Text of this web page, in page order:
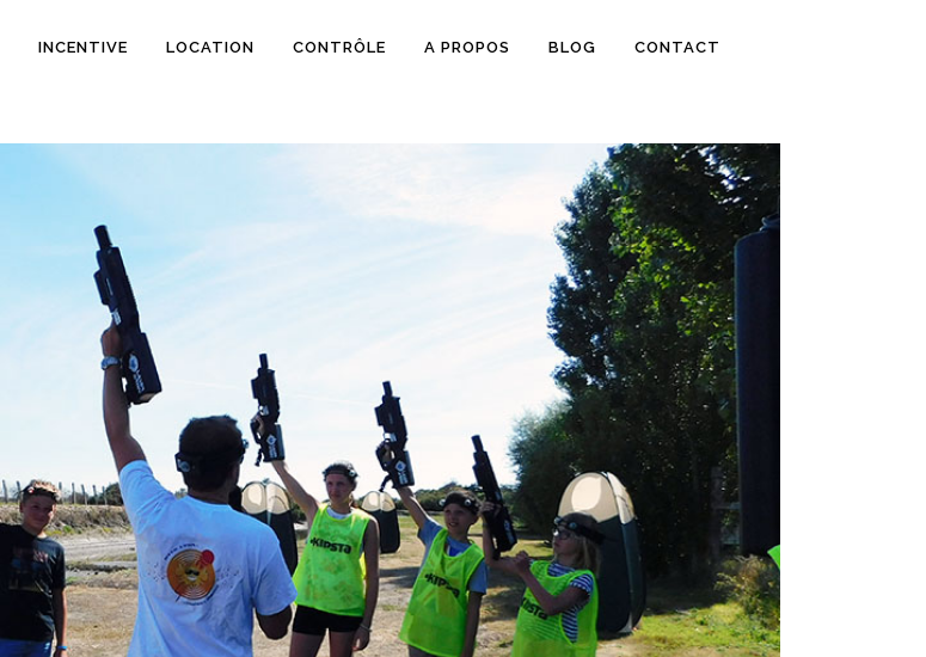
INCENTIVE LOCATION CONTRÔLE A PROPOS BLOG CONTACT